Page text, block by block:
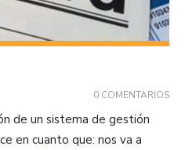
0 COMENTARIOS
de un sistema de gestión
en cuanto que: nos va a